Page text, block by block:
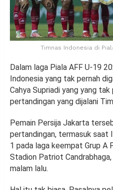
Timnas Indonesia di
Dalam laga Piala AFF U-19
Indonesia yang tak pernah
Cahya Supriadi yang yang
pertandingan yang dijalani
Pemain Persija Jakarta
pertandingan, termasuk saat
1 pada laga keempat Grup A
Stadion Patriot
malam lalu.